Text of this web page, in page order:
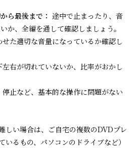
ら最後まで： 途中で止まったり、音
か、全編を通して確認しましょう。
せた適切な音量になっているか確認し
左右が切れていないか、比率がおかし
停止など、基本的な操作に問題がない
しい場合は、ご自宅の複数のDVDプレ
いるもの、パソコンのドライブなど）